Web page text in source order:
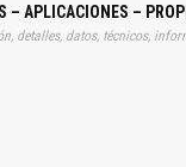
APLICACIONES –